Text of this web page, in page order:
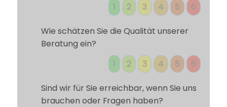
1
2 3 4 5 6
Wie schätzen Sie die Qualität unserer
Beratung ein?
1
2 3 4 5 6
Sind wir für Sie erreichbar, wenn Sie uns
brauchen oder Fragen haben?